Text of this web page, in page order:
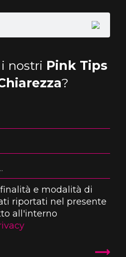
nostri Pink Tips
?
e modalità di
riportati nel presente
all'interno